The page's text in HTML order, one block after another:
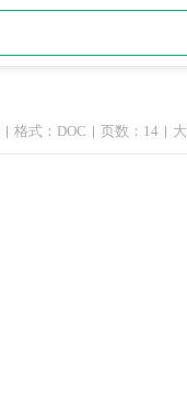
格式：DOC 页数：14